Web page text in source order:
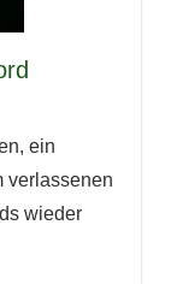
ein
verlassenen
wieder